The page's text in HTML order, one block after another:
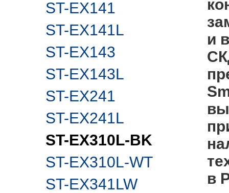
ST-EX141
ST-EX141L
ST-EX143
ST-EX143L
ST-EX241
ST-EX241L
ST-EX310L-BK
ST-EX310L-WT
ST-EX341LW
и
в